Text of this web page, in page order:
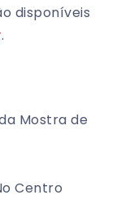
disponíveis
.
Mostra de
Centro